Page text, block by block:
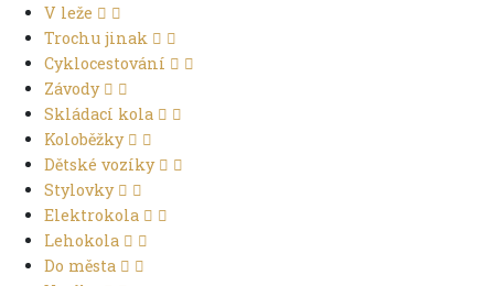
V leže
Trochu jinak
Cyklocestování
Závody
Skládací kola
Koloběžky
Dětské vozíky
Stylovky
Elektrokola
Lehokola
Do města